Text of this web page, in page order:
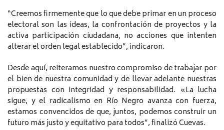
“Creemos firmemente que lo que debe primar en un proceso
electoral son las ideas, la confrontación de proyectos y la
activa participación ciudadana, no acciones que intenten
alterar el orden legal establecido”, indicaron.
Desde aquí, reiteramos nuestro compromiso de trabajar por
el bien de nuestra comunidad y de llevar adelante nuestras
propuestas con integridad y responsabilidad. «La lucha
sigue, y el radicalismo en Río Negro avanza con fuerza,
estamos convencidos de que, juntos, podemos construir un
futuro más justo y equitativo para todos”, finalizó Cuevas.